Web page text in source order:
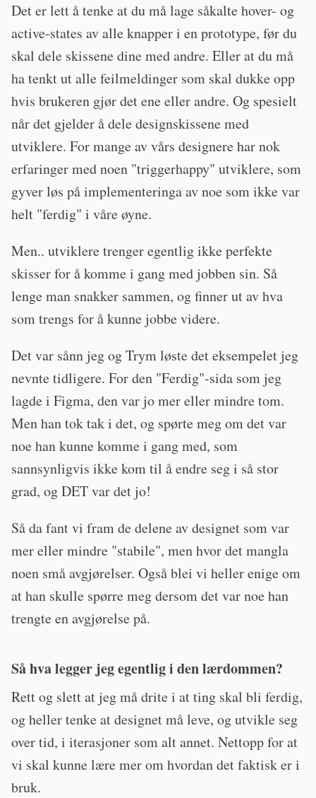
Det er lett å tenke at du må lage såkalte hover- og
active-states av alle knapper i en prototype, før du
skal dele skissene dine med andre. Eller at du må
ha tenkt ut alle feilmeldinger som skal dukke opp
hvis brukeren gjør det ene eller andre. Og spesielt
når det gjelder å dele designskissene med
utviklere. For mange av vårs designere har nok
erfaringer med noen "triggerhappy" utviklere, som
gyver løs på implementeringa av noe som ikke var
helt "ferdig" i våre øyne.
Men.. utviklere trenger egentlig ikke perfekte
skisser for å komme i gang med jobben sin. Så
lenge man snakker sammen, og finner ut av hva
som trengs for å kunne jobbe videre.
Det var sånn jeg og Trym løste det eksempelet jeg
nevnte tidligere. For den "Ferdig"-sida som jeg
lagde i Figma, den var jo mer eller mindre tom.
Men han tok tak i det, og spørte meg om det var
noe han kunne komme i gang med, som
sannsynligvis ikke kom til å endre seg i så stor
grad, og DET var det jo!
Så da fant vi fram de delene av designet som var
mer eller mindre "stabile", men hvor det mangla
noen små avgjørelser. Også blei vi heller enige om
at han skulle spørre meg dersom det var noe han
trengte en avgjørelse på.
Så hva legger jeg egentlig i den lærdommen?
Rett og slett at jeg må drite i at ting skal bli ferdig,
og heller tenke at designet må leve, og utvikle seg
over tid, i iterasjoner som alt annet. Nettopp for at
vi skal kunne lære mer om hvordan det faktisk er i
bruk.